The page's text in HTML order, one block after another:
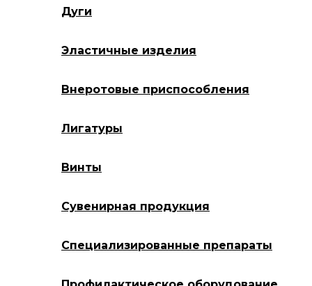
Дуги
Эластичные изделия
Внеротовые приспособления
Лигатуры
Винты
Сувенирная продукция
Специализированные препараты